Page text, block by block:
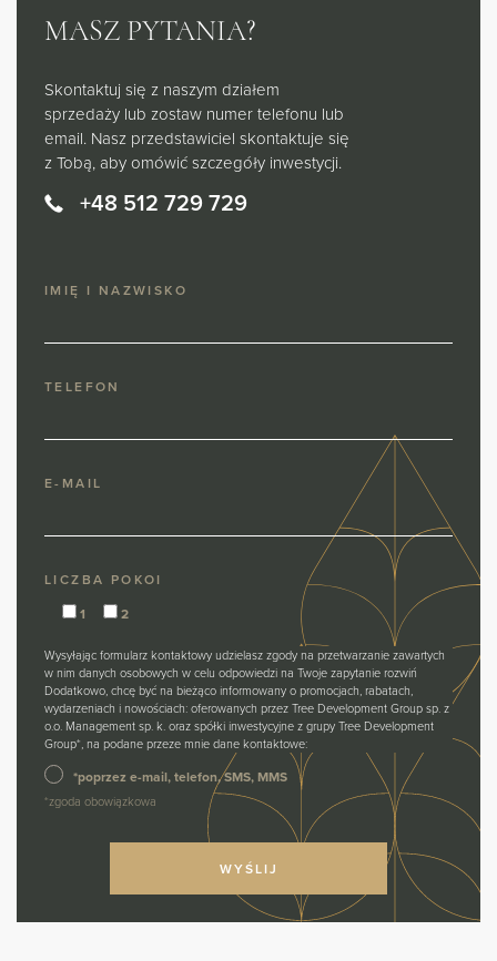
MASZ PYTANIA?
Skontaktuj się z naszym działem
sprzedaży lub zostaw numer telefonu lub
email. Nasz przedstawiciel skontaktuje się
z Tobą, aby omówić szczegóły inwestycji.
+48 512 729 729
IMIĘ I NAZWISKO
TELEFON
E-MAIL
LICZBA POKOI
1 2
Wysyłając formularz kontaktowy udzielasz zgody na przetwarzanie zawartych
w nim danych osobowych w celu odpowiedzi na Twoje zapytanie rozwiń
Dodatkowo, chcę być na bieżąco informowany o promocjach, rabatach,
wydarzeniach i nowościach: oferowanych przez Tree Development Group sp. z
o.o. Management sp. k. oraz spółki inwestycyjne z grupy Tree Development
Group*, na podane przeze mnie dane kontaktowe:
*poprzez e-mail, telefon, SMS, MMS
*zgoda obowiązkowa